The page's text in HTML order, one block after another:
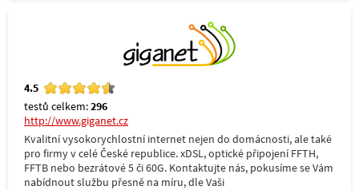
4.5
testů celkem:296
http://www.giganet.cz
Kvalitní vysokorychlostní internet nejen do domácnosti, ale také
pro firmy v celé České republice. xDSL, optické připojení FFTH,
FFTB nebo bezrátové 5 či 60G. Kontaktujte nás, pokusíme se Vám
nabídnout službu přesně na míru, dle Vaši